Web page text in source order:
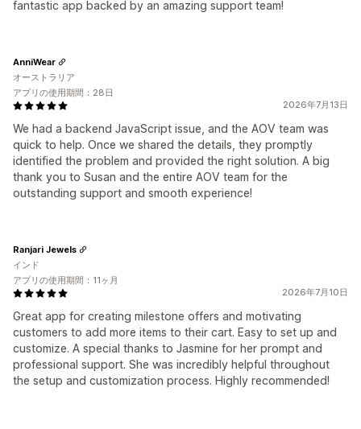
fantastic app backed by an amazing support team!
2026年7月13日
We had a backend JavaScript issue, and the AOV team was
quick to help. Once we shared the details, they promptly
identified the problem and provided the right solution. A big
thank you to Susan and the entire AOV team for the
outstanding support and smooth experience!
AnniWear
オーストラリア
アプリの使用期間：28日
2026年7月10日
Great app for creating milestone offers and motivating
customers to add more items to their cart. Easy to set up and
customize. A special thanks to Jasmine for her prompt and
professional support. She was incredibly helpful throughout
the setup and customization process. Highly recommended!
Ranjari Jewels
インド
アプリの使用期間：11ヶ月